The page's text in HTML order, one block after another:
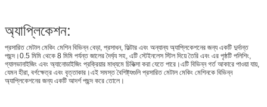
অ্যাপ্লিকেশন:
প্রসারিত মেটাল মেকিং মেশিন বিভিন্ন বেড়া, প্রসাধন, ফিল্টার এবং অন্যান্য অ্যাপ্লিকেশনের জন্য একটি দুর্দান্ত
পছন্দ।0.5 মিমি থেকে 8 মিমি পর্যন্ত জালের দৈর্ঘ্য সহ, এটি স্টেইনলেস স্টিল দিয়ে তৈরি এবং এর পৃষ্ঠটি পলিশিং,
গ্যালভানাইজিং এবং অ্যানোডাইজিং প্রক্রিয়ার মাধ্যমে চিকিত্সা করা যেতে পারে।এটি বিভিন্ন গর্ত আকারে পাওয়া যায়,
যেমন হীরা, বর্গক্ষেত্র এবং বৃত্তাকার।এই সমস্ত বৈশিষ্ট্যগুলি প্রসারিত মেটাল মেকিং মেশিনকে বিভিন্ন
অ্যাপ্লিকেশনের জন্য একটি আদর্শ পছন্দ করে তোলে।